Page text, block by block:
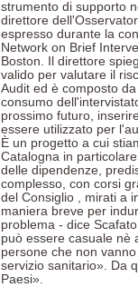
strumento di supporto
direttore
espresso durante la
Network on Brief
Boston. Il direttore
valido per valutare il
Audit ed è composto
consumo
prossimo futuro,
essere utilizzato per
È un progetto a cui
Catalogna in
delle dipendenze,
complesso, con corsi
del Consiglio , mirati a
maniera breve per
problema - dice
può essere casuale nè
persone che non
servizio sanitario». Da
Paesi».